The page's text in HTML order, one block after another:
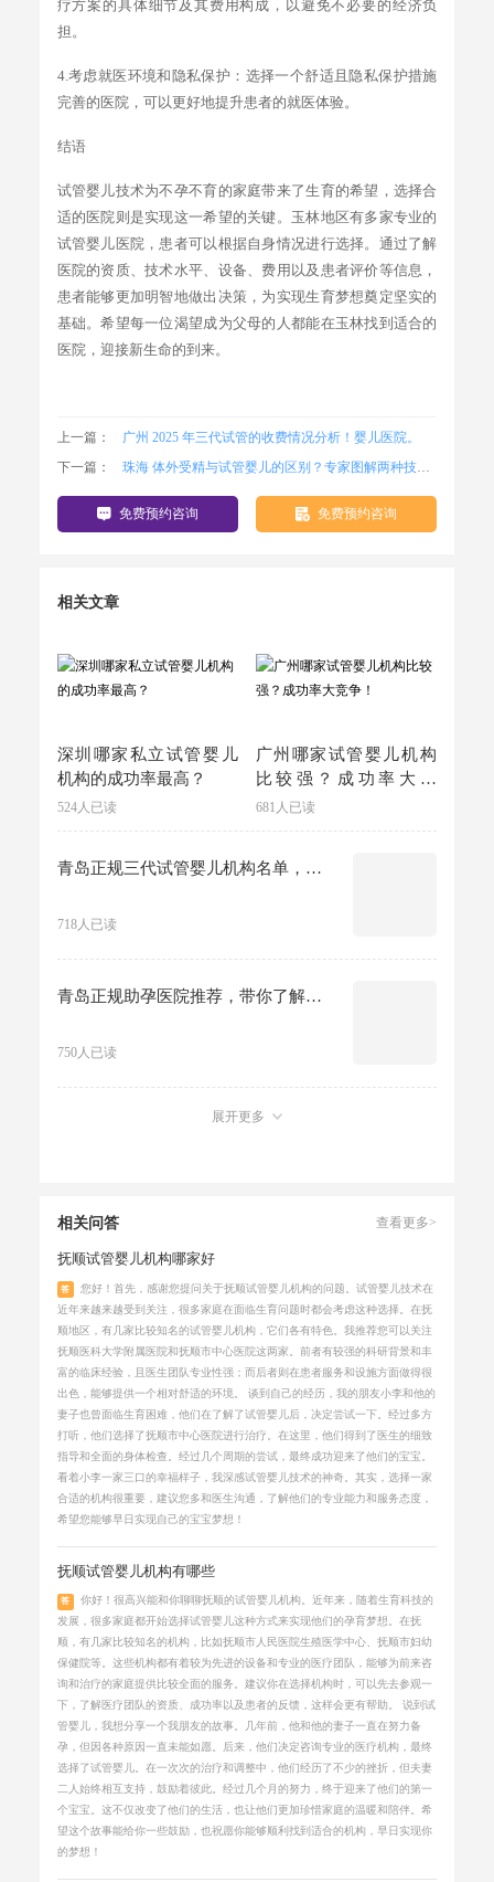
疗方案的具体细节及其费用构成，以避免不必要的经济负
担。
4.考虑就医环境和隐私保护：选择一个舒适且隐私保护措施
完善的医院，可以更好地提升患者的就医体验。
结语
试管婴儿技术为不孕不育的家庭带来了生育的希望，选择合
适的医院则是实现这一希望的关键。玉林地区有多家专业的
试管婴儿医院，患者可以根据自身情况进行选择。通过了解
医院的资质、技术水平、设备、费用以及患者评价等信息，
患者能够更加明智地做出决策，为实现生育梦想奠定坚实的
基础。希望每一位渴望成为父母的人都能在玉林找到适合的
医院，迎接新生命的到来。
上一篇：
广州 2025 年三代试管的收费情况分析！婴儿医院。
下一篇：
珠海 体外受精与试管婴儿的区别？专家图解两种技术的适用场景与选择建议
免费预约咨询 免费预约咨询
相关文章
深圳哪家私立试管婴儿
机构的成功率最高？
524人已读
广州哪家试管婴儿机构
比较强？成功率大竞
争！
681人已读
青岛正规三代试管婴儿机构名单，选择时能够更加明确和放心。
718人已读
青岛正规助孕医院推荐，带你了解三代试管机构实力！
750人已读
展开更多
相关问答 查看更多>
抚顺试管婴儿机构哪家好
答
您好！首先，感谢您提问关于抚顺试管婴儿机构的问题。试管婴儿技术在
近年来越来越受到关注，很多家庭在面临生育问题时都会考虑这种选择。在抚
顺地区，有几家比较知名的试管婴儿机构，它们各有特色。我推荐您可以关注
抚顺医科大学附属医院和抚顺市中心医院这两家。前者有较强的科研背景和丰
富的临床经验，且医生团队专业性强；而后者则在患者服务和设施方面做得很
出色，能够提供一个相对舒适的环境。 谈到自己的经历，我的朋友小李和他的
妻子也曾面临生育困难，他们在了解了试管婴儿后，决定尝试一下。经过多方
打听，他们选择了抚顺市中心医院进行治疗。在这里，他们得到了医生的细致
指导和全面的身体检查。经过几个周期的尝试，最终成功迎来了他们的宝宝。
看着小李一家三口的幸福样子，我深感试管婴儿技术的神奇。其实，选择一家
合适的机构很重要，建议您多和医生沟通，了解他们的专业能力和服务态度，
希望您能够早日实现自己的宝宝梦想！
抚顺试管婴儿机构有哪些
答
你好！很高兴能和你聊聊抚顺的试管婴儿机构。近年来，随着生育科技的
发展，很多家庭都开始选择试管婴儿这种方式来实现他们的孕育梦想。在抚
顺，有几家比较知名的机构，比如抚顺市人民医院生殖医学中心、抚顺市妇幼
保健院等。这些机构都有着较为先进的设备和专业的医疗团队，能够为前来咨
询和治疗的家庭提供比较全面的服务。建议你在选择机构时，可以先去参观一
下，了解医疗团队的资质、成功率以及患者的反馈，这样会更有帮助。 说到试
管婴儿，我想分享一个我朋友的故事。几年前，他和他的妻子一直在努力备
孕，但因各种原因一直未能如愿。后来，他们决定咨询专业的医疗机构，最终
选择了试管婴儿。在一次次的治疗和调整中，他们经历了不少的挫折，但夫妻
二人始终相互支持，鼓励着彼此。经过几个月的努力，终于迎来了他们的第一
个宝宝。这不仅改变了他们的生活，也让他们更加珍惜家庭的温暖和陪伴。希
望这个故事能给你一些鼓励，也祝愿你能够顺利找到适合的机构，早日实现你
的梦想！